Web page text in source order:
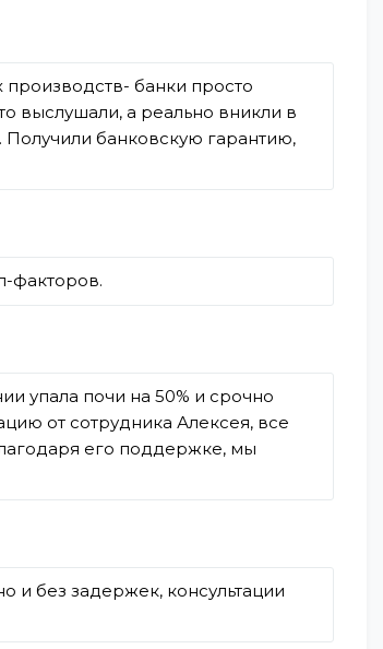
производств- банки просто
выслушали, а реально вникли в
банковскую гарантию,
факторов.
упала почи на 50% и срочно
от сотрудника Алексея, все
его поддержке, мы
и без задержек, консультации